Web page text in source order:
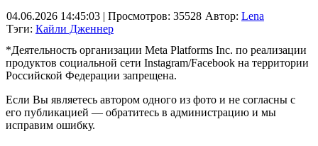
04.06.2026 14:45:03 | Просмотров: 35528
Тэги: Кайли Дженнер
Автор: Lena
*Деятельность организации Meta Platforms Inc. по реализации
продуктов социальной сети Instagram/Facebook на территории
Российской Федерации запрещена.
Если Вы являетесь автором одного из фото и не согласны с
его публикацией — обратитесь в администрацию и мы
исправим ошибку.